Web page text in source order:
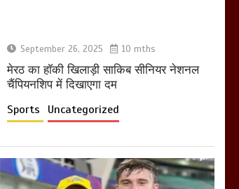
शफीकुर्रहमान रहमान ने
बिजली विभाग से परेशान
सरकार को दी आमरण
अनशन की चेतावनी
September 26, 2025 10 mths
मेरठ का हाॅकी खिलाड़ी साकिब सीनियर नेशनल
चैंपियनशिप में दिखाएगा दम
Sports Uncategorized